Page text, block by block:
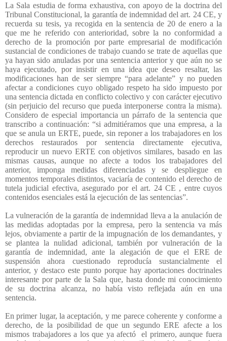
La Sala estudia de forma exhaustiva, con apoyo de la doctrina del
Tribunal Constitucional, la garantía de indemnidad del art. 24 CE, y
recuerda su tesis, ya recogida en la sentencia de 20 de enero a la
que me he referido con anterioridad, sobre la no conformidad a
derecho de la promoción por parte empresarial de modificación
sustancial de condiciones de trabajo cuando se trate de aquellas que
ya hayan sido anuladas por una sentencia anterior y que aún no se
haya ejecutado, por insistir en una idea que deseo resaltar, las
modificaciones han de ser siempre “para adelante” y no pueden
afectar a condiciones cuyo obligado respeto ha sido impuesto por
una sentencia dictada en conflicto colectivo y con carácter ejecutivo
(sin perjuicio del recurso que pueda interponerse contra la misma).
Considero de especial importancia un párrafo de la sentencia que
transcribo a continuación: “si admitiéramos que una empresa, a la
que se anula un ERTE, puede, sin reponer a los trabajadores en los
derechos restaurados por sentencia directamente ejecutiva,
reproducir un nuevo ERTE con objetivos similares, basado en las
mismas causas, aunque no afecte a todos los trabajadores del
anterior, imponga medidas diferenciadas y se despliegue en
momentos temporales distintos, vaciaría de contenido el derecho de
tutela judicial efectiva, asegurado por el art. 24 CE , entre cuyos
contenidos esenciales está la ejecución de las sentencias”.
La vulneración de la garantía de indemnidad lleva a la anulación de
las medidas adoptadas por la empresa, pero la sentencia va más
lejos, obviamente a partir de la impugnación de los demandantes, y
se plantea la nulidad adicional, también por vulneración de la
garantía de indemnidad, ante la alegación de que el ERE de
suspensión ahora cuestionado reproducía sustancialmente el
anterior, y destaco este punto porque hay aportaciones doctrinales
interesante por parte de la Sala que, hasta donde mi conocimiento
de su doctrina alcanza, no había visto reflejada aún en una
sentencia.
En primer lugar, la aceptación, y me parece coherente y conforme a
derecho, de la posibilidad de que un segundo ERE afecte a los
mismos trabajadores a los que ya afectó
el primero, aunque fuera